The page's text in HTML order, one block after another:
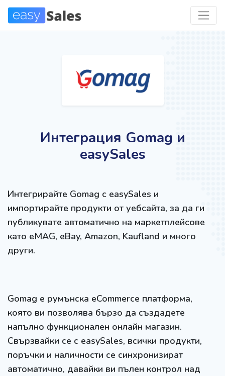
Интеграция Gomag и
easySales
Интегрирайте Gomag с easySales и
импортирайте продукти от уебсайта, за да ги
публикувате автоматично на маркетплейсове
като eMAG, eBay, Amazon, Kaufland и много
други.
Gomag е румънска eCommerce платформа,
която ви позволява бързо да създадете
напълно функционален онлайн магазин.
Свързвайки се с easySales, всички продукти,
поръчки и наличности се синхронизират
автоматично, давайки ви пълен контрол над